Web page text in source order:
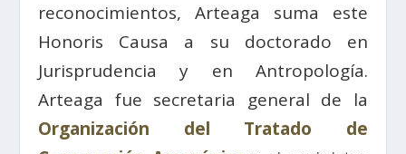
reconocimientos, Arteaga suma este
Honoris Causa a su doctorado en
Jurisprudencia y en Antropología.
Arteaga fue secretaria general de la
Organización del Tratado de